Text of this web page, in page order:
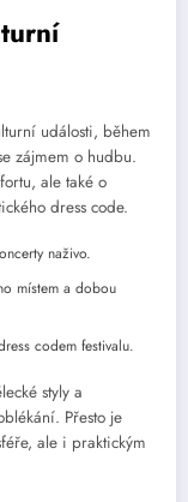
události, během
zájmem o hudbu.
ale také o
dress code.
naživo.
místem a dobou
codem festivalu.
styly a
Přesto je
ale i praktickým